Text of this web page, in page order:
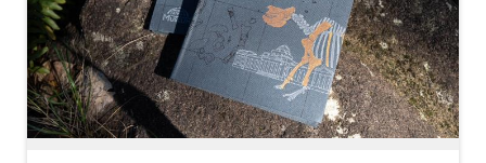
Ba
ha
sa
Ind
on
esi
a
Tiế
ng
Việ
t